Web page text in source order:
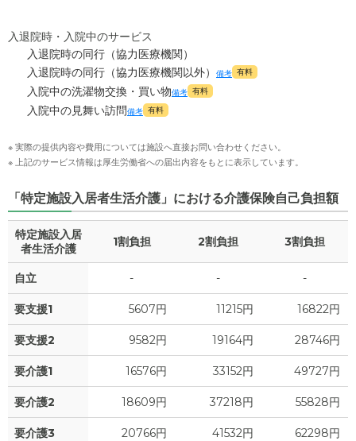
外観: 瓦屋根の和風な外観が特徴的なさいたま妙松苑。ご入居
者様お一人おひとりの人間性を尊重したサービスをご提供して
います。
入退院時・入院中のサービス
入退院時の同行（協力医療機関）
入退院時の同行（協力医療機関以外）
備考 有料
入院中の洗濯物交換・買い物備考 有料
入院中の見舞い訪問備考 有料
※ 実際の提供内容や費用については施設へ直接お問い合わせください。
※ 上記のサービス情報は厚生労働省への届出内容をもとに表示しています。
「特定施設入居者生活介護」における介護保険自己負担額
特定施設入居
者生活介護
1割負担 2割負担 3割負担
自立 - - -
要支援1 5607円 11215円 16822円
要支援2 9582円 19164円 28746円
要介護1 16576円 33152円 49727円
要介護2 18609円 37218円 55828円
要介護3 20766円 41532円 62298円